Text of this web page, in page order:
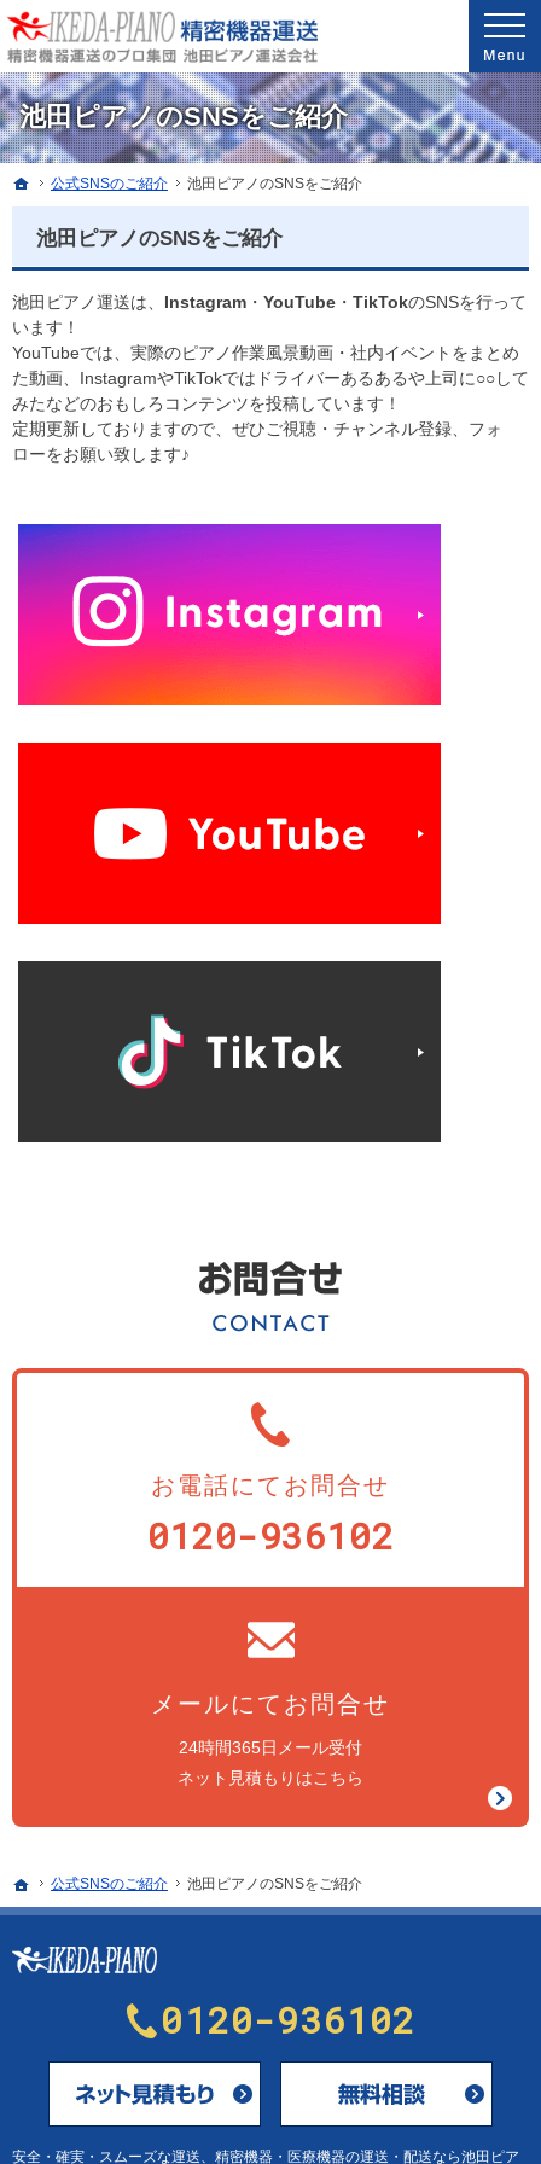
池田ピアノのSNSをご紹介
安心と信頼の実績。精密機器・医療機器の運送・配送なら当社へ。
精密機器・医療機器の運送・配送なら世界最高レベルの配送技能を誇る池田ピアノ運送
ホーム
公式SNSのご紹介 池田ピアノのSNSをご紹介
池田ピアノのSNSをご紹介
池田ピアノ運送は、 Instagram ・ YouTube ・ TikTokのSNSを行って
います！
YouTubeでは、実際のピアノ作業風景動画・社内イベントをまとめ
た動画、InstagramやTikTokではドライバーあるあるや上司に○○して
みたなどのおもしろコンテンツを投稿しています！
定期更新しておりますので、ぜひご視聴・チャンネル登録、フォ
ローをお願い致します♪
お電話にてお問合せ
0120-936102
メールにてお問合せ
24時間365日メール受付
ネット見積もりはこちら
ホーム
公式SNSのご紹介 池田ピアノのSNSをご紹介
0120-936102
メールにてお問合せ
安全・確実・スムーズな運送、 精密機器・医療機器の運送・配送なら池田ピア